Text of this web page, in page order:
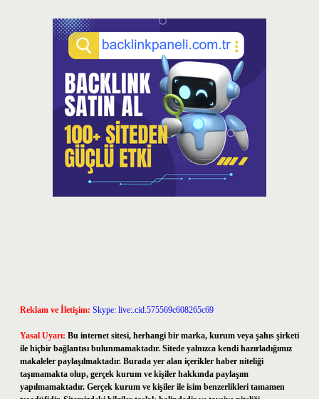
Reklam ve İletişim: Skype: live:.cid.575569c608265c69
Yasal Uyarı: Bu internet sitesi, herhangi bir marka, kurum veya şahıs şirketi
ile hiçbir bağlantısı bulunmamaktadır. Sitede yalnızca kendi hazırladığımız
makaleler paylaşılmaktadır. Burada yer alan içerikler haber niteliği
taşımamakta olup, gerçek kurum ve kişiler hakkında paylaşım
yapılmamaktadır. Gerçek kurum ve kişiler ile isim benzerlikleri tamamen